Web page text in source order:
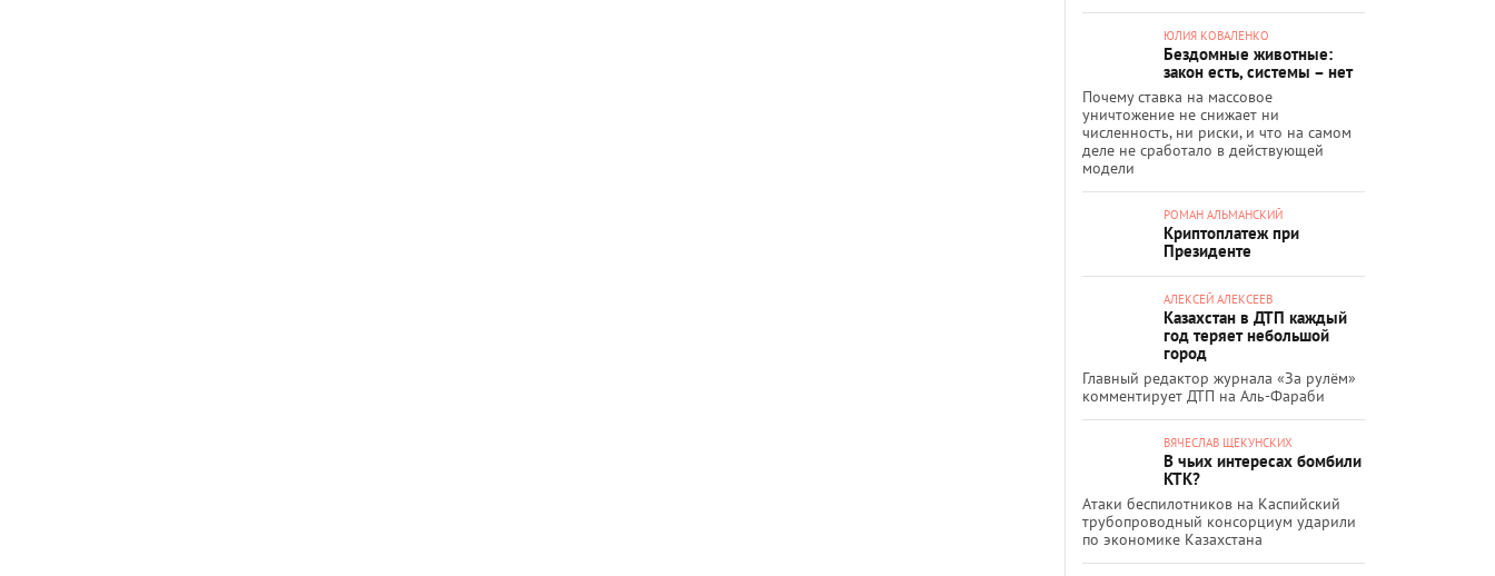
ЮЛИЯ КОВАЛЕНКО
Бездомные животные:
закон есть, системы – нет
Почему ставка на массовое
уничтожение не снижает ни
численность, ни риски, и что на самом
деле не сработало в действующей
модели
РОМАН АЛЬМАНСКИЙ
Криптоплатеж при
Президенте
АЛЕКСЕЙ АЛЕКСЕЕВ
Казахстан в ДТП каждый
год теряет небольшой
город
Главный редактор журнала «За рулём»
комментирует ДТП на Аль-Фараби
ВЯЧЕСЛАВ ЩЕКУНСКИХ
В чьих интересах бомбили
КТК?
Атаки беспилотников на Каспийский
трубопроводный консорциум ударили
по экономике Казахстана